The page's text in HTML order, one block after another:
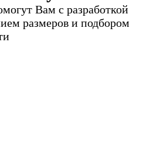
Вам с разработкой
размеров и подбором